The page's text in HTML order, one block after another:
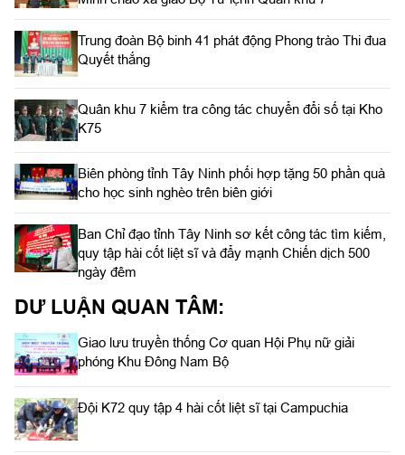
Trung đoàn Bộ binh 41 phát động Phong trào Thi đua
Quyết thắng
Quân khu 7 kiểm tra công tác chuyển đổi số tại Kho
K75
Biên phòng tỉnh Tây Ninh phối hợp tặng 50 phần quà
cho học sinh nghèo trên biên giới
Ban Chỉ đạo tỉnh Tây Ninh sơ kết công tác tìm kiếm,
quy tập hài cốt liệt sĩ và đẩy mạnh Chiến dịch 500
ngày đêm
DƯ LUẬN QUAN TÂM:
Giao lưu truyền thống Cơ quan Hội Phụ nữ giải
phóng Khu Đông Nam Bộ
Đội K72 quy tập 4 hài cốt liệt sĩ tại Campuchia